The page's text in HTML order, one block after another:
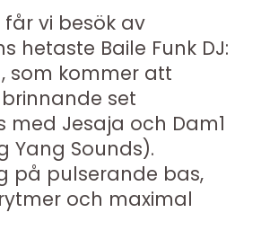
vi besök av
hetaste Baile Funk DJ:
som kommer att
set
med Jesaja och Dam1
Yang Sounds).
på pulserande bas,
och maximal